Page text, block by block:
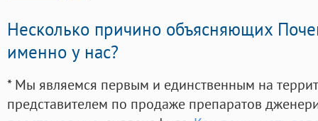
Несколько причино объясняющих
именно у нас?
* Мы являемся первым и единственным на
представителем по продаже препаратов